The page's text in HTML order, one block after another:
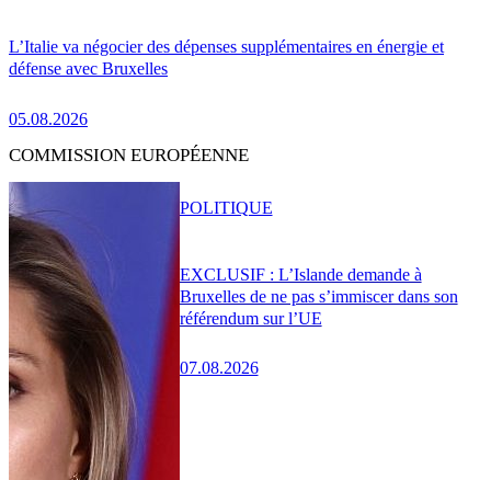
L’Italie va négocier des dépenses supplémentaires en énergie et
défense avec Bruxelles
05.08.2026
COMMISSION EUROPÉENNE
EXCLUSIF : L’Islande demande à
Bruxelles de ne pas s’immiscer dans son
référendum sur l’UE
07.08.2026
POLITIQUE